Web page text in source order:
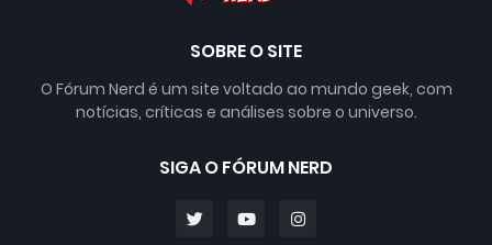
SOBRE O SITE
O Fórum Nerd é um site voltado ao mundo geek, com
notícias, críticas e análises sobre o universo.
SIGA O FÓRUM NERD